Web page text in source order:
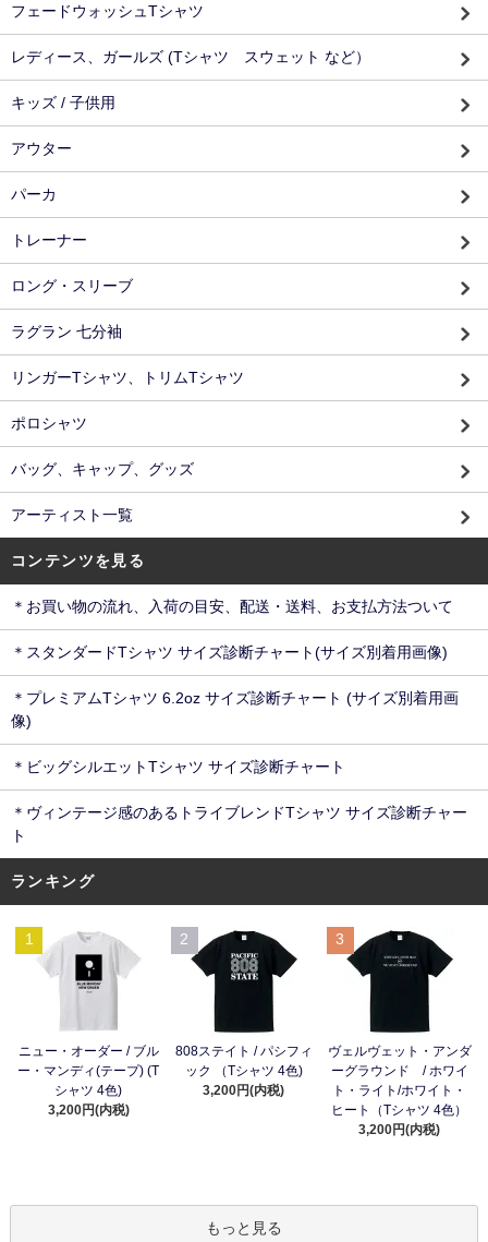
フェードウォッシュTシャツ
レディース、ガールズ (Tシャツ スウェット など）
キッズ / 子供用
アウター
パーカ
トレーナー
ロング・スリーブ
ラグラン 七分袖
リンガーTシャツ、トリムTシャツ
ポロシャツ
バッグ、キャップ、グッズ
アーティスト一覧
コンテンツを見る
＊お買い物の流れ、入荷の目安、配送・送料、お支払方法ついて
＊スタンダードTシャツ サイズ診断チャート(サイズ別着用画像)
＊プレミアムTシャツ 6.2oz サイズ診断チャート (サイズ別着用画
像)
＊ビッグシルエットTシャツ サイズ診断チャート
＊ヴィンテージ感のあるトライブレンドTシャツ サイズ診断チャー
ト
ランキング
1
ニュー・オーダー / ブル
ー・マンディ(テープ) (T
シャツ 4色)
3,200円(内税)
2
808ステイト / パシフィ
ック （Tシャツ 4色)
3,200円(内税)
3
ヴェルヴェット・アンダ
ーグラウンド / ホワイ
ト・ライト/ホワイト・
ヒート（Tシャツ 4色）
3,200円(内税)
もっと見る